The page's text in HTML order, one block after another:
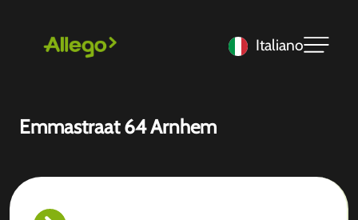
Italiano
Emmastraat 64 Arnhem